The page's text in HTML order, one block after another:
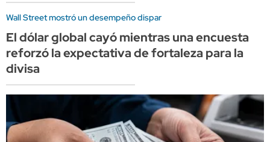
Wall Street mostró un desempeño dispar
El dólar global cayó mientras una encuesta
reforzó la expectativa de fortaleza para la
divisa